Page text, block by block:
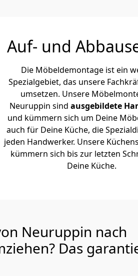
Auf- und
Die Möbeldemontage ist ein
Spezialgebiet, das unsere
umsetzen. Unsere
Neuruppin sind ausgebildete
und kümmern sich um Deine
auch für Deine Küche, die
jeden Handwerker. Unsere
kümmern sich bis zur letzten
Deine Küche.
Neuruppin nach
Das